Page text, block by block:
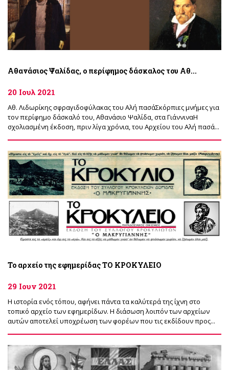
Αθανάσιος Ψαλίδας, ο περίφημος δάσκαλος του Αθ...
20 Ιουλ 2021
Αθ. Λιδωρίκης σφραγιδοφύλακας του Αλή πασάΣκόρπιες μνήμες για
τον περίφημο δάσκαλό του, Αθανάσιο Ψαλίδα, στα ΓιάννιναΗ
σχολιασμένη έκδοση, πριν λίγα χρόνια, του Αρχείου του Αλή πασά...
Το αρχείο της εφημερίδας ΤΟ ΚΡΟΚΥΛΕΙΟ
29 Ιουν 2021
Η ιστορία ενός τόπου, αφήνει πάντα τα καλύτερά της ίχνη στο
τοπικό αρχείο των εφημερίδων. Η διάσωση λοιπόν των αρχείων
αυτών αποτελεί υποχρέωση των φορέων που τις εκδίδουν προς...